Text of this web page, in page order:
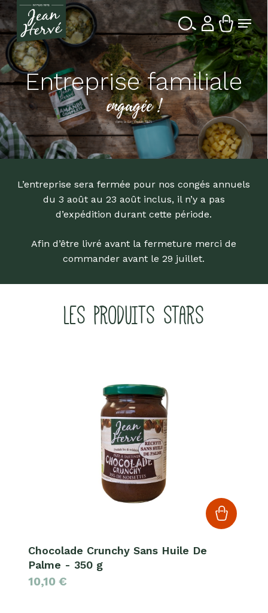
Passer
au
contenu
principalRecherche
de
produits
Menu
Entreprise familiale
engagée !
dans la Bio depuis 1976
L’entreprise sera fermée pour nos congés annuels
du 3 août au 23 août inclus, il n’y a pas
d’expédition durant cette période.
Afin d’être livré avant la fermeture merci de
commander avant le 29 juillet.
LES PRODUITS STARS
Chocolade Crunchy Sans Huile De
Palme - 350 g
10,10 €
le
menu